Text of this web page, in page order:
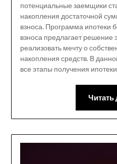
потенциальные заемщики
накопления достаточной
взноса. Программа ипотеки
взноса предлагает решение
реализовать мечту о
накопления средств. В
все этапы получения
Читать